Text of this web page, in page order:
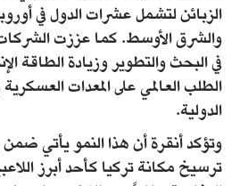
الزبائن لتشمل عشرات الدول في
والشرق الأوسط. كما عززت الشركات
في البحث والتطوير وزيادة الطاقة
الطلب العالمي على المعدات العسكرية
الدولية.
وتؤكد أنقرة أن هذا النمو يأتي
ترسيخ مكانة تركيا كأحد أبرز